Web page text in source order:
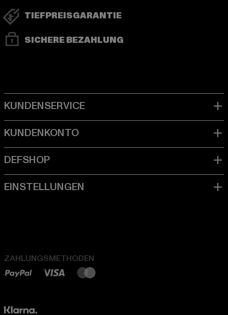
TIEFPREISGARANTIE
SICHERE BEZAHLUNG
ZAHLUNGSMETHODEN